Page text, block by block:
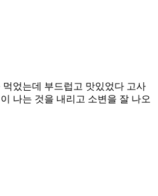
었는데 부드럽고 맛있었다 고사
나는 것을 내리고 소변을 잘 나오